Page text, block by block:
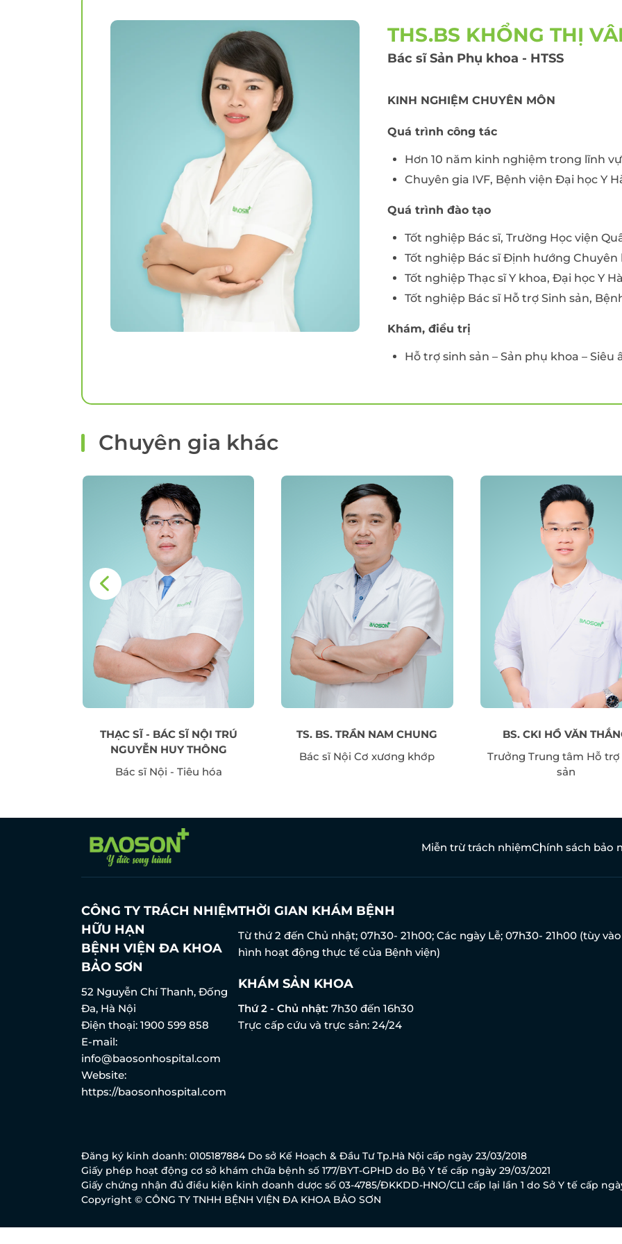
công ty
Phẫu thuật Ung thư đại
trực tràng
Cấy que tránh thai
Sàng lọc sau sinh
và người lớn
Điều trị hiếm
Hỗ trợ sinh sản
ĐĂNG KÝ KHÁM
THS.BS KHỔNG THỊ
Bác sĩ Sản Phụ khoa - HTSS
KINH NGHIỆM CHUYÊN MÔN
Quá trình công tác
Hơn 10 năm kinh nghiệm trong lĩnh
Chuyên gia IVF, Bệnh viện Đại học Y
Quá trình đào tạo
Tốt nghiệp Bác sĩ, Trường Học viện
Tốt nghiệp Bác sĩ Định hướng Chuyên
Tốt nghiệp Thạc sĩ Y khoa, Đại học Y
Tốt nghiệp Bác sĩ Hỗ trợ Sinh sản,
Khám, điều trị
Hỗ trợ sinh sản – Sản phụ khoa – Siêu
Chuyên gia khác
THẠC SĨ - BÁC SĨ NỘI TRÚ
NGUYỄN HUY THÔNG
Bác sĩ Nội - Tiêu hóa
TS. BS. TRẦN NAM CHUNG
Bác sĩ Nội Cơ xương khớp
BS. CKI HỒ VĂN
Trưởng Trung tâm Hỗ trợ
sản
Miễn trừ trách nhiệmChính sách bảo
CÔNG TY TRÁCH NHIỆM
HỮU HẠN
BỆNH VIỆN ĐA KHOA
BẢO SƠN
52 Nguyễn Chí Thanh, Đống
Đa, Hà Nội
Điện thoại: 1900 599 858
E-mail:
info@baosonhospital.com
Website:
https://baosonhospital.com
THỜI GIAN KHÁM BỆNH
Từ thứ 2 đến Chủ nhật; 07h30- 21h00; Các ngày Lễ; 07h30- 21h00 (tùy
hình hoạt động thực tế của Bệnh viện)
KHÁM SẢN KHOA
Thứ 2 - Chủ nhật: 7h30 đến 16h30
Trực cấp cứu và trực sản: 24/24
Đăng ký kinh doanh: 0105187884 Do sở Kế Hoạch & Đầu Tư Tp.Hà Nội cấp ngày 23/03/2018
Giấy phép hoạt động cơ sở khám chữa bệnh số 177/BYT-GPHD do Bộ Y tế cấp ngày 29/03/2021
Giấy chứng nhận đủ điều kiện kinh doanh dược số 03-4785/ĐKKDD-HNO/CL1 cấp lại lần 1 do Sở Y tế cấp
Copyright © CÔNG TY TNHH BỆNH VIỆN ĐA KHOA BẢO SƠN